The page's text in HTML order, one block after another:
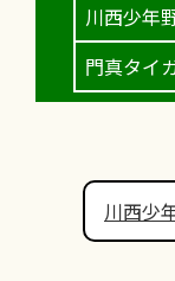
川西少年
門真タイ
川西少